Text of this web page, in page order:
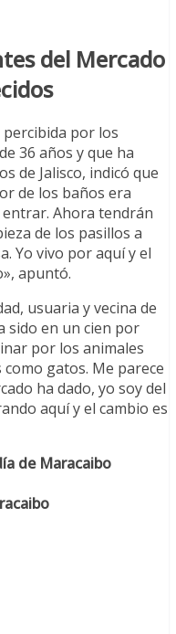
del Mercado
percibida por los
36 años y que ha
de Jalisco, indicó que
de los baños era
Ahora tendrán
de los pasillos a
Yo vivo por aquí y el
apuntó.
usuaria y vecina de
sido en un cien por
por los animales
gatos. Me parece
ha dado, yo soy del
aquí y el cambio es
de Maracaibo